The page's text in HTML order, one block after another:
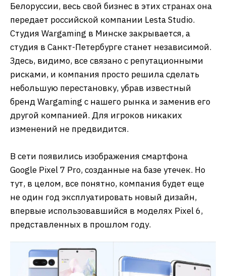
Белоруссии, весь свой бизнес в этих странах она
передает российской компании Lesta Studio.
Студия Wargaming в Минске закрывается, а
студия в Санкт-Петербурге станет независимой.
Здесь, видимо, все связано с репутационными
рисками, и компания просто решила сделать
небольшую перестановку, убрав известный
бренд Wargaming с нашего рынка и заменив его
другой компанией. Для игроков никаких
изменений не предвидится.
В сети появились изображения смартфона
Google Pixel 7 Pro, созданные на базе утечек. Но
тут, в целом, все понятно, компания будет еще
не один год эксплуатировать новый дизайн,
впервые использовавшийся в моделях Pixel 6,
представленных в прошлом году.